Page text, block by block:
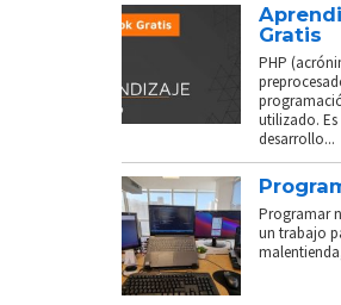
Gratis
PHP
utilizado.
desarrollo...
Programar
un trabajo